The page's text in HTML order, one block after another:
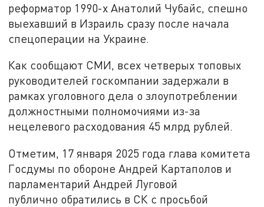
реформатор 1990-х Анатолий Чубайс, спешно
выехавший в Израиль сразу после начала
спецоперации на Украине.
Как сообщают СМИ, всех четверых топовых
руководителей госкомпании задержали в
рамках уголовного дела о злоупотреблении
должностными полномочиями из-за
нецелевого расходования 45 млрд рублей.
Отметим, 17 января 2025 года глава комитета
Госдумы по обороне Андрей Картаполов и
парламентарий Андрей Луговой
публично обратились в СК с просьбой